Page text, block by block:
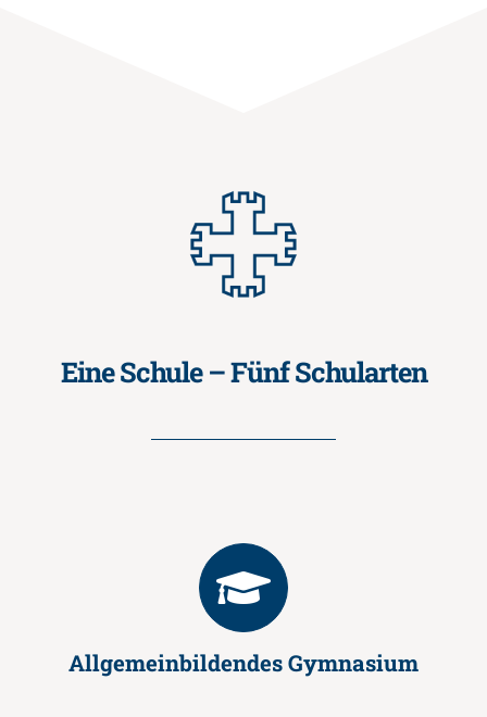
Eine Schule – Fünf Schularten
Allgemeinbildendes Gymnasium